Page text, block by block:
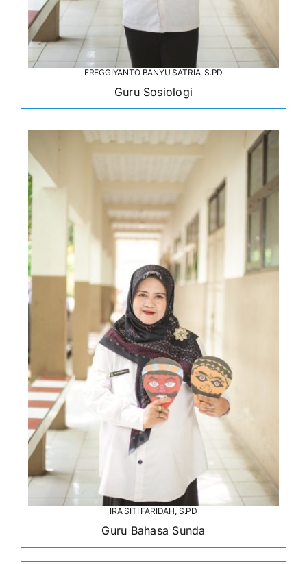
FREGGIYANTO BANYU SATRIA, S.PD
Guru Sosiologi
IRA SITI FARIDAH, S.PD
Guru Bahasa Sunda